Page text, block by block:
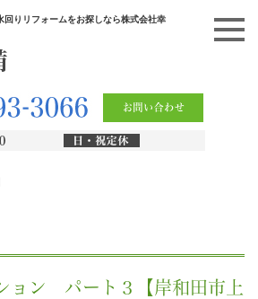
回りリフォームをお探しなら株式会社幸
ョン パート３【岸和田市上